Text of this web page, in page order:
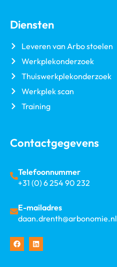
Diensten
Leveren van Arbo stoelen
Werkplekonderzoek
Thuiswerkplekonderzoek
Werkplek scan
Training
Contactgegevens
Telefoonnummer
+31 (0) 6 254 90 232
E-mailadres
daan.drenth@arbonomie.nl